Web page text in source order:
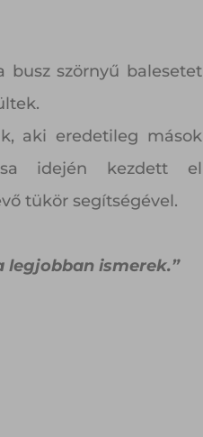
busz szörnyű balesetet
aki eredetileg mások
idején kezdett el
tükör segítségével.
ismerek.”